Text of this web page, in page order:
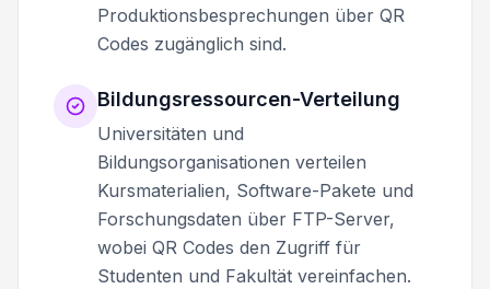
Produktionsbesprechungen über QR
Codes zugänglich sind.
Bildungsressourcen-Verteilung
Universitäten und
Bildungsorganisationen verteilen
Kursmaterialien, Software-Pakete und
Forschungsdaten über FTP-Server,
wobei QR Codes den Zugriff für
Studenten und Fakultät vereinfachen.